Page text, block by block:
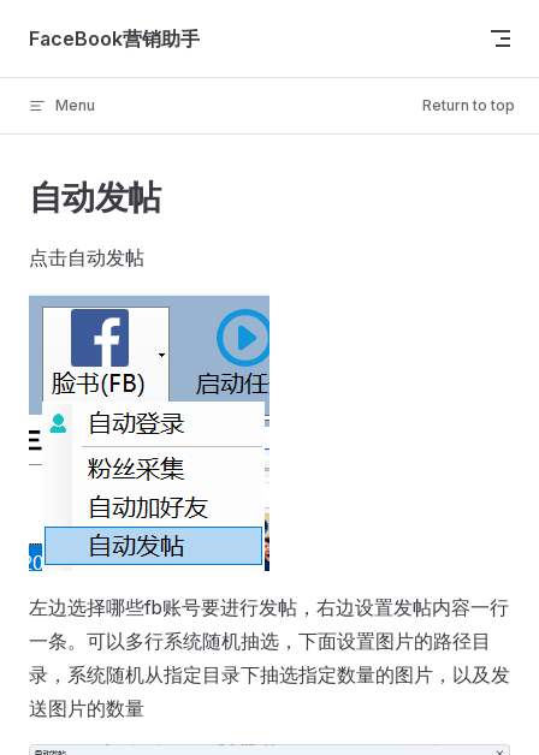
Skip to content
FaceBook营销助手
Menu Return to top
自动发帖
点击自动发帖
左边选择哪些fb账号要进行发帖，右边设置发帖内容一行
一条。可以多行系统随机抽选，下面设置图片的路径目
录，系统随机从指定目录下抽选指定数量的图片，以及发
送图片的数量